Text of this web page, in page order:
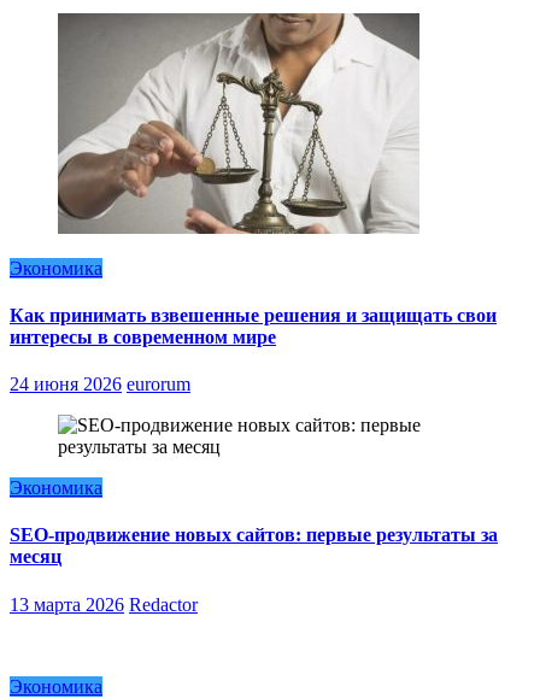
Экономика
Как принимать взвешенные решения и защищать свои
интересы в современном мире
24 июня 2026 eurorum
Экономика
SEO-продвижение новых сайтов: первые результаты за
месяц
13 марта 2026 Redactor
Экономика